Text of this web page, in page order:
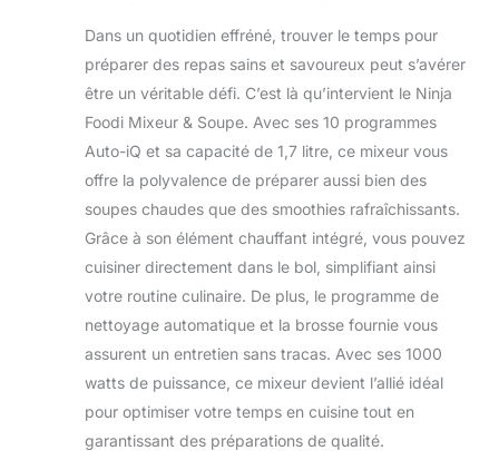
Dans un quotidien effréné, trouver le temps pour
préparer des repas sains et savoureux peut s’avérer
être un véritable défi. C’est là qu’intervient le Ninja
Foodi Mixeur & Soupe. Avec ses 10 programmes
Auto-iQ et sa capacité de 1,7 litre, ce mixeur vous
offre la polyvalence de préparer aussi bien des
soupes chaudes que des smoothies rafraîchissants.
Grâce à son élément chauffant intégré, vous pouvez
cuisiner directement dans le bol, simplifiant ainsi
votre routine culinaire. De plus, le programme de
nettoyage automatique et la brosse fournie vous
assurent un entretien sans tracas. Avec ses 1000
watts de puissance, ce mixeur devient l’allié idéal
pour optimiser votre temps en cuisine tout en
garantissant des préparations de qualité.